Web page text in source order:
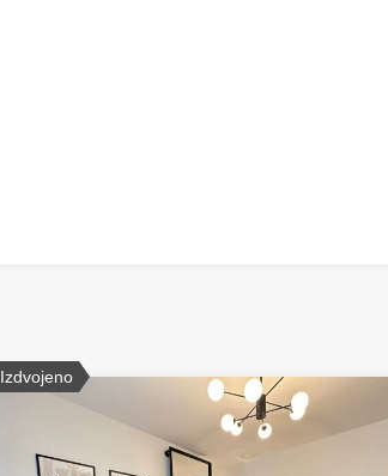
Izdvojeno